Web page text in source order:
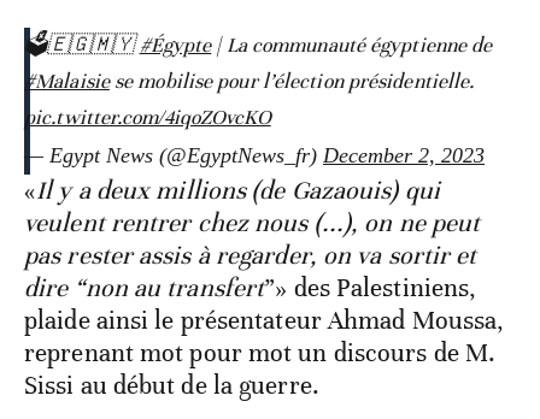
🗳️🇪🇬🇲🇾#Égypte| La communauté égyptienne de
#Malaisiese mobilise pour l’élection présidentielle.
pic.twitter.com/4iqoZOvcKO
— Egypt News (@EgyptNews_fr) December 2, 2023
«Il y a deux millions (de Gazaouis) qui
veulent rentrer chez nous (...), on ne peut
pas rester assis à regarder, on va sortir et
dire “non au transfert”» des Palestiniens,
plaide ainsi le présentateur Ahmad Moussa,
reprenant mot pour mot un discours de M.
Sissi au début de la guerre.